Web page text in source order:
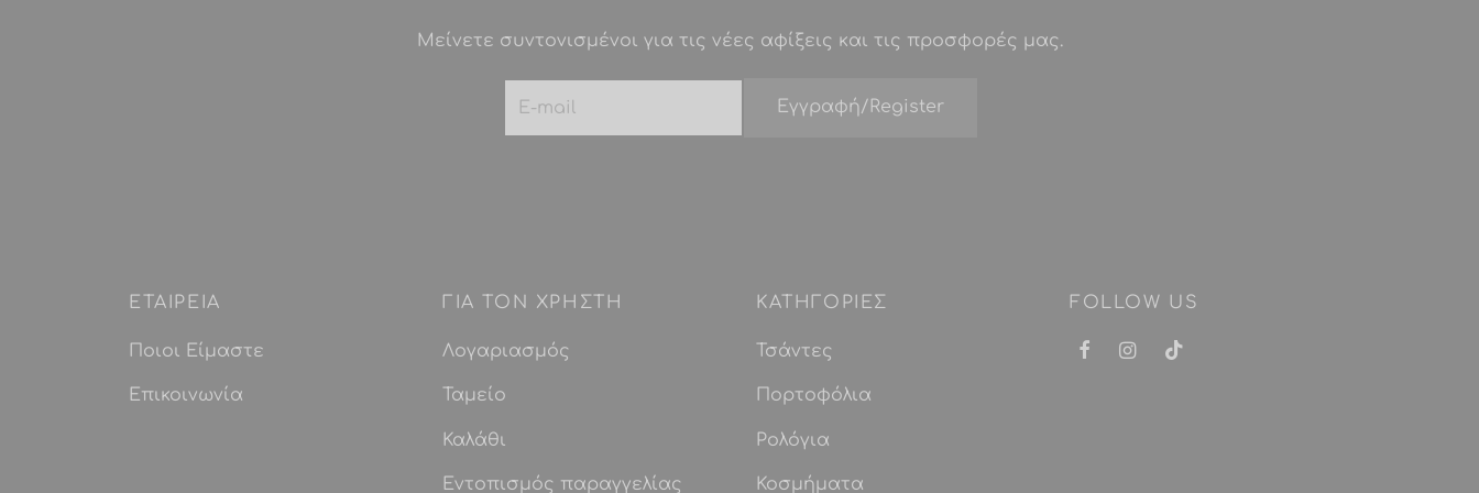
μπορούν
επιλεγούν
Μείνετε συντονισμένοι για τις νέες αφίξεις και τις προσφορές μας.
ΕΤΑΙΡEIΑ
Ποιοι Είμαστε
Επικοινωνία
ΓΙΑ ΤΟΝ ΧΡΗΣΤΗ
Λογαριασμός
Ταμείο
Καλάθι
Εντοπισμός παραγγελίας
ΚΑΤΗΓΟΡΙΕΣ
Τσάντες
Πορτοφόλια
Ρολόγια
Κοσμήματα
FOLLOW US